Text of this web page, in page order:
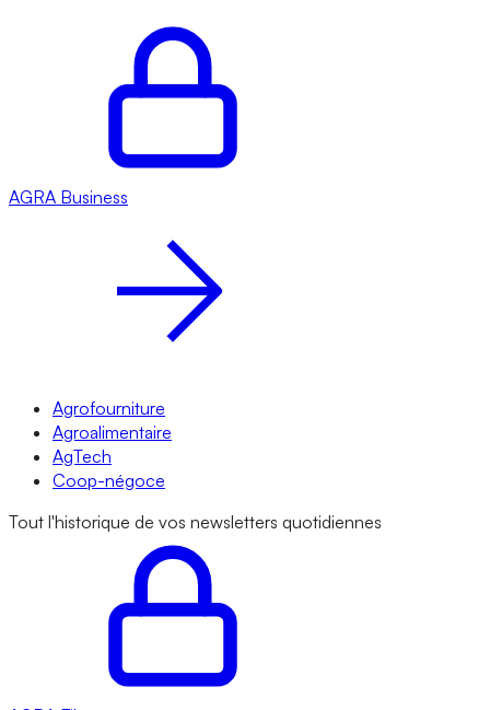
AGRA Business
Agrofourniture
Agroalimentaire
AgTech
Coop-négoce
Tout l'historique de vos newsletters quotidiennes